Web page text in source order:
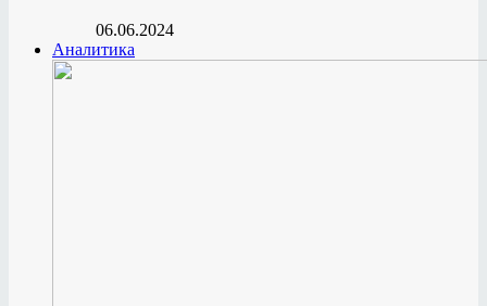
06.06.2024
Аналитика